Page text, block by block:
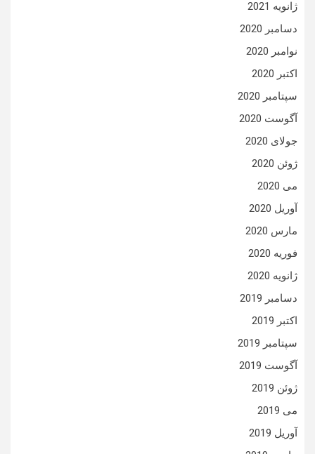
ژانویه 2021
دسامبر 2020
نوامبر 2020
اکتبر 2020
سپتامبر 2020
آگوست 2020
جولای 2020
ژوئن 2020
می 2020
آوریل 2020
مارس 2020
فوریه 2020
ژانویه 2020
دسامبر 2019
اکتبر 2019
سپتامبر 2019
آگوست 2019
ژوئن 2019
می 2019
آوریل 2019